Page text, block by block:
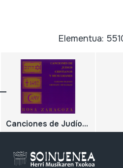
Elementua:
Canciones de Judíos Cristianos y musulmanes; Cançons de jueus, cristians i musulmans